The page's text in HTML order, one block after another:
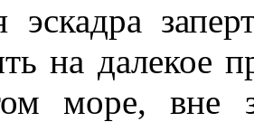
эскадра
на далекое
море, вне